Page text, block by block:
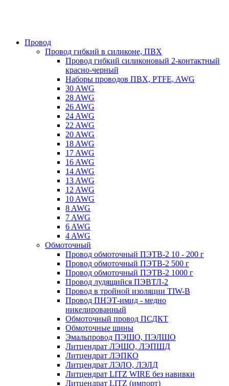
Провод
Провод гибкий в силиконе, ПВХ
Провод гибкий силиконовый 2-контактный
красно-черный
Наборы проводов ПВХ, PTFE, AWG
30 AWG
28 AWG
26 AWG
24 AWG
22 AWG
20 AWG
18 AWG
17 AWG
16 AWG
14 AWG
13 AWG
12 AWG
10 AWG
8 AWG
7 AWG
6 AWG
4 AWG
Обмоточный
Провод обмоточный ПЭТВ-2 10 - 200 г
Провод обмоточный ПЭТВ-2 500 г
Провод обмоточный ПЭТВ-2 1000 г
Провод лудящийся ПЭВТЛ-2
Провод в тройной изоляции TIW-B
Провод ПНЭТ-имид - медно
никелированный
Обмоточный провод ПСДКТ
Обмоточные шины
Эмальпровод ПЭШО, ПЭЛШО
Литцендрат ЛЭШО, ЛЭПШД
Литцендрат ЛЭПКО
Литцендрат ЛЭЛО, ЛЭЛД
Литцендрат LITZ WIRE без навивки
Литцендрат LITZ (импорт)